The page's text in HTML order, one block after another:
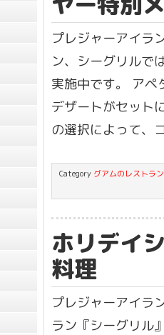
プレジャーアイラ
ン、シーグリルで
実施中です。 アペ
デザートがセット
の選択によって、
Category グアムのレストラン
ホリデイ
料理
プレジャーアイラ
ラン『シーグリル